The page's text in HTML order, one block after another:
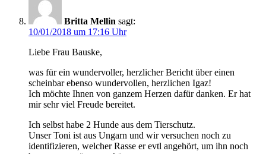
Britta Mellin sagt:
10/01/2018 um 17:16 Uhr
Liebe Frau Bauske,
was für ein wundervoller, herzlicher Bericht über einen
scheinbar ebenso wundervollen, herzlichen Igaz!
Ich möchte Ihnen von ganzem Herzen dafür danken. Er hat
mir sehr viel Freude bereitet.
Ich selbst habe 2 Hunde aus dem Tierschutz.
Unser Toni ist aus Ungarn und wir versuchen noch zu
identifizieren, welcher Rasse er evtl angehört, um ihn noch